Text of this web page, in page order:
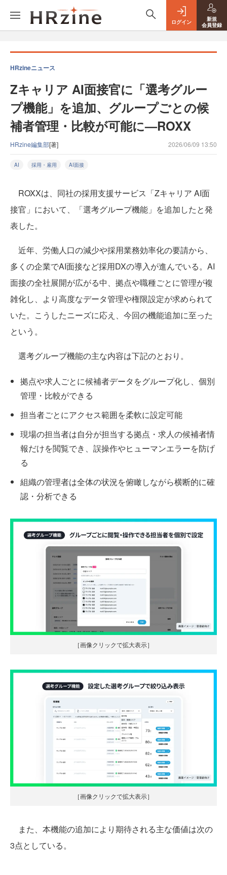
ログイン
新規
会員登録
HRzineニュース
Zキャリア AI面接官に「選考グルー
プ機能」を追加、グループごとの候
補者管理・比較が可能に—ROXX
HRzine編集部[著] 2026/06/09 13:50
AI 採用・雇用 AI面接
ROXXは、同社の採用支援サービス「Zキャリア AI面
接官」において、「選考グループ機能」を追加したと発
表した。
近年、労働人口の減少や採用業務効率化の要請から、
多くの企業でAI面接など採用DXの導入が進んでいる。AI
面接の全社展開が広がる中、拠点や職種ごとに管理が複
雑化し、より高度なデータ管理や権限設定が求められて
いた。こうしたニーズに応え、今回の機能追加に至った
という。
選考グループ機能の主な内容は下記のとおり。
拠点や求人ごとに候補者データをグループ化し、個別
管理・比較ができる
担当者ごとにアクセス範囲を柔軟に設定可能
現場の担当者は自分が担当する拠点・求人の候補者情
報だけを閲覧でき、誤操作やヒューマンエラーを防げ
る
組織の管理者は全体の状況を俯瞰しながら横断的に確
認・分析できる
［画像クリックで拡大表示］
［画像クリックで拡大表示］
また、本機能の追加により期待される主な価値は次の
3点としている。